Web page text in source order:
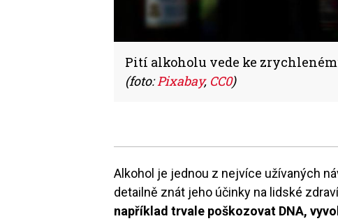
Pití alkoholu vede ke
(foto:Pixabay, CC0)
Alkohol je jednou z nejvíce užívaných
detailně znát jeho účinky na lidské
například trvale poškozovat DNA,